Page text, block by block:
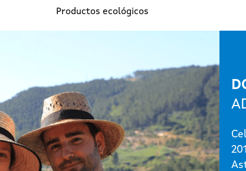
Productos ecológicos